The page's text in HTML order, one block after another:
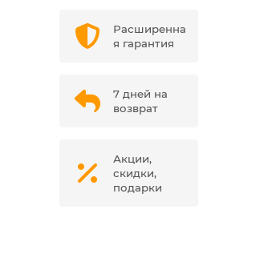
Расширенна
я гарантия
7 дней на
возврат
Акции,
скидки,
подарки